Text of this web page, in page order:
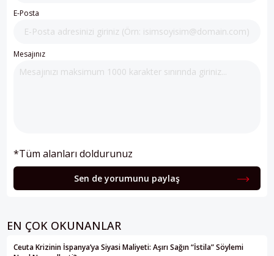
E-Posta
Mesajınız
*Tüm alanları doldurunuz
Sen de yorumunu paylaş
EN ÇOK OKUNANLAR
Ceuta Krizinin İspanya’ya Siyasi Maliyeti: Aşırı Sağın “İstila” Söylemi